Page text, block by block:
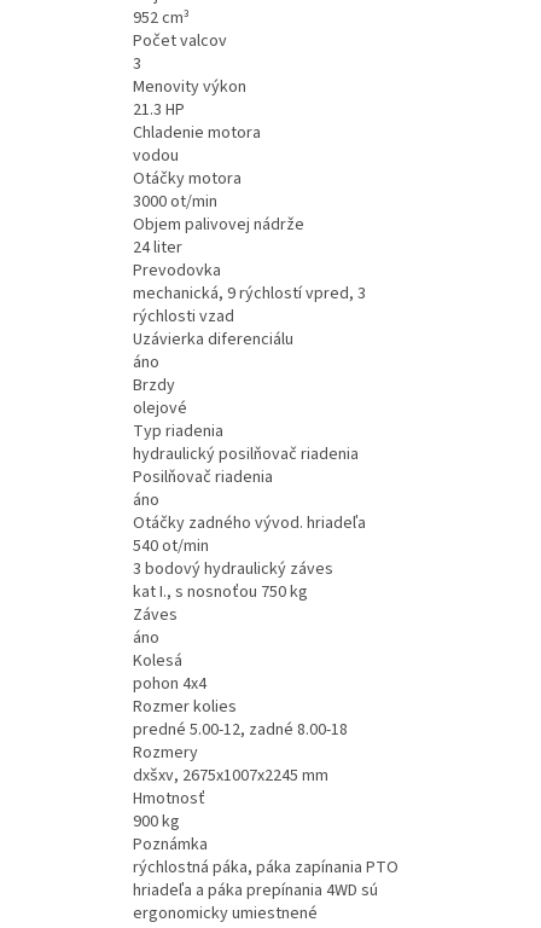
952 cm³
Počet valcov
3
Menovity výkon
21.3 HP
Chladenie motora
vodou
Otáčky motora
3000 ot/min
Objem palivovej nádrže
24 liter
Prevodovka
mechanická, 9 rýchlostí vpred, 3
rýchlosti vzad
Uzávierka diferenciálu
áno
Brzdy
olejové
Typ riadenia
hydraulický posilňovač riadenia
Posilňovač riadenia
áno
Otáčky zadného vývod. hriadeľa
540 ot/min
3 bodový hydraulický záves
kat I., s nosnoťou 750 kg
Záves
áno
Kolesá
pohon 4x4
Rozmer kolies
predné 5.00-12, zadné 8.00-18
Rozmery
dxšxv, 2675x1007x2245 mm
Hmotnosť
900 kg
Poznámka
rýchlostná páka, páka zapínania PTO
hriadeľa a páka prepínania 4WD sú
ergonomicky umiestnené